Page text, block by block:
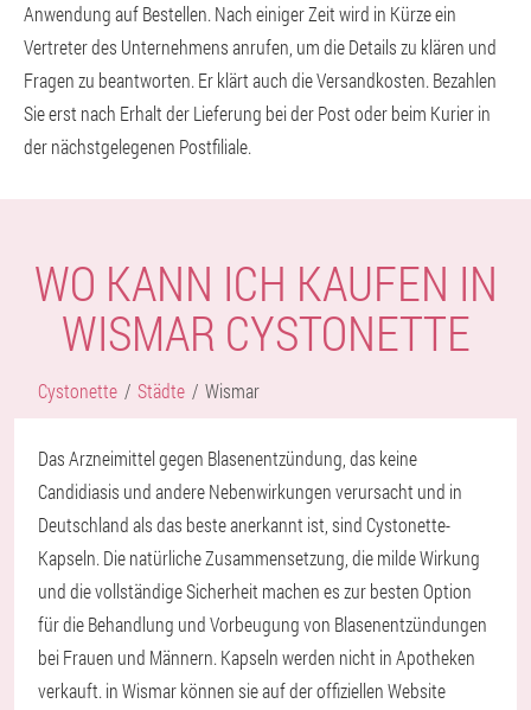
Anwendung auf Bestellen. Nach einiger Zeit wird in Kürze ein
Vertreter des Unternehmens anrufen, um die Details zu klären und
Fragen zu beantworten. Er klärt auch die Versandkosten. Bezahlen
Sie erst nach Erhalt der Lieferung bei der Post oder beim Kurier in
der nächstgelegenen Postfiliale.
WO KANN ICH KAUFEN IN
WISMAR CYSTONETTE
Cystonette Städte Wismar
Das Arzneimittel gegen Blasenentzündung, das keine
Candidiasis und andere Nebenwirkungen verursacht und in
Deutschland als das beste anerkannt ist, sind Cystonette-
Kapseln. Die natürliche Zusammensetzung, die milde Wirkung
und die vollständige Sicherheit machen es zur besten Option
für die Behandlung und Vorbeugung von Blasenentzündungen
bei Frauen und Männern. Kapseln werden nicht in Apotheken
verkauft. in Wismar können sie auf der offiziellen Website